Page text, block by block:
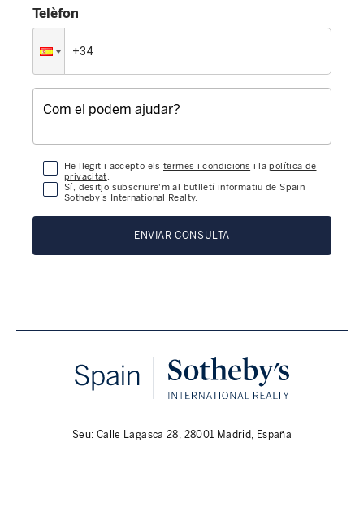
Telèfon
He llegit i accepto els termes i condicions i lapolítica de
privacitat.
Sí, desitjo subscriure'm al butlletí informatiu de Spain
Sotheby’s International Realty.
ENVIAR CONSULTA
Seu: Calle Lagasca 28, 28001 Madrid, España